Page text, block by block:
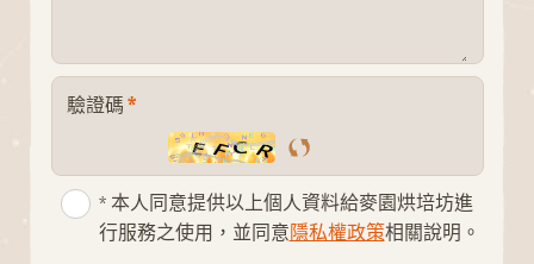
驗證碼 *
* 本人同意提供以上個人資料給麥園烘培坊進
行服務之使用，並同意隱私權政策相關說明。